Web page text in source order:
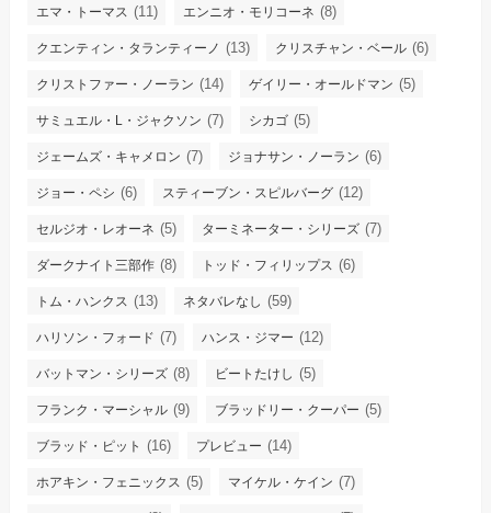
エマ・トーマス (11) エンニオ・モリコーネ (8)
クエンティン・タランティーノ (13) クリスチャン・ベール (6)
クリストファー・ノーラン (14) ゲイリー・オールドマン (5)
サミュエル・L・ジャクソン (7) シカゴ (5)
ジェームズ・キャメロン (7) ジョナサン・ノーラン (6)
ジョー・ペシ (6) スティーブン・スピルバーグ (12)
セルジオ・レオーネ (5) ターミネーター・シリーズ (7)
ダークナイト三部作 (8) トッド・フィリップス (6)
トム・ハンクス (13) ネタバレなし (59)
ハリソン・フォード (7) ハンス・ジマー (12)
バットマン・シリーズ (8) ビートたけし (5)
フランク・マーシャル (9) ブラッドリー・クーパー (5)
ブラッド・ピット (16) プレビュー (14)
ホアキン・フェニックス (5) マイケル・ケイン (7)